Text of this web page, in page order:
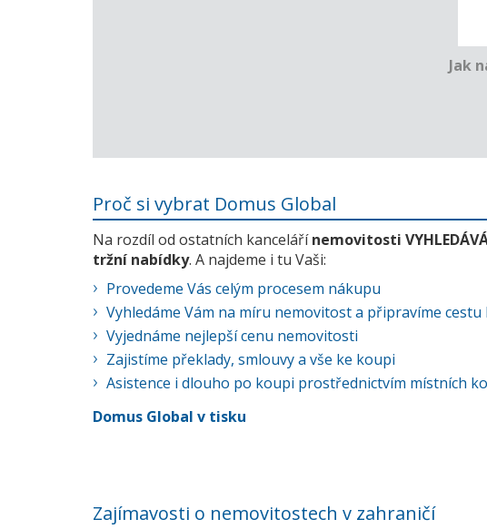
Jak
Proč si vybrat Domus Global
Na rozdíl od ostatních kancelářínemovitosti
tržní nabídky. A najdeme i tu Vaši:
Provedeme Vás celým procesem nákupu
Vyhledáme Vám na míru nemovitost a připravíme cestu
Vyjednáme nejlepší cenu nemovitosti
Zajistíme překlady, smlouvy a vše ke koupi
Asistence i dlouho po koupi prostřednictvím místních
Domus Global v tisku
Zajímavosti o nemovitostech v zahraničí